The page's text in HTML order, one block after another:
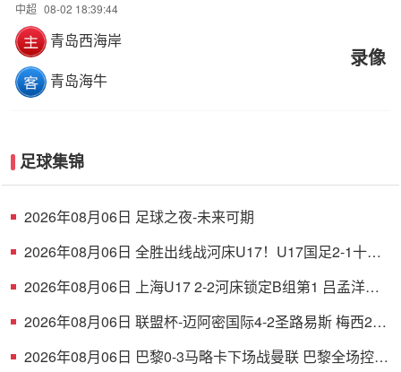
中超 08-02 18:39:44
青岛西海岸
青岛海牛
录像
足球集锦
2026年08月06日 足球之夜-未来可期
2026年08月06日 全胜出线战河床U17！U17国足2-1十人
2026年08月06日 上海U17 2-2河床锁定B组第1 吕孟洋点
2026年08月06日 联盟杯-迈阿密国际4-2圣路易斯 梅西2射
2026年08月06日 巴黎0-3马略卡下场战曼联 巴黎全场控球